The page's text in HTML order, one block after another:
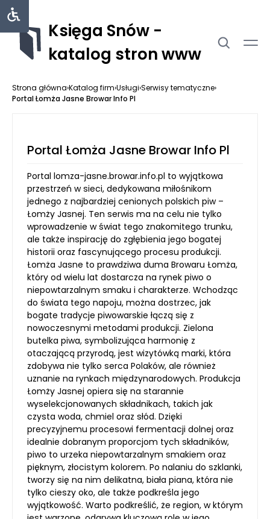
Księga Snów -
katalog stron www
Strona główna›Katalog firm›Usługi›Serwisy tematyczne›
Portal Łomża Jasne Browar Info Pl
Portal Łomża Jasne Browar Info Pl
Portal lomza-jasne.browar.info.pl to wyjątkowa
przestrzeń w sieci, dedykowana miłośnikom
jednego z najbardziej cenionych polskich piw –
Łomży Jasnej. Ten serwis ma na celu nie tylko
wprowadzenie w świat tego znakomitego trunku,
ale także inspirację do zgłębienia jego bogatej
historii oraz fascynującego procesu produkcji.
Łomża Jasne to prawdziwa duma Browaru Łomża,
który od wielu lat dostarcza na rynek piwo o
niepowtarzalnym smaku i charakterze. Wchodząc
do świata tego napoju, można dostrzec, jak
bogate tradycje piwowarskie łączą się z
nowoczesnymi metodami produkcji. Zielona
butelka piwa, symbolizująca harmonię z
otaczającą przyrodą, jest wizytówką marki, która
zdobywa nie tylko serca Polaków, ale również
uznanie na rynkach międzynarodowych. Produkcja
Łomży Jasnej opiera się na starannie
wyselekcjonowanych składnikach, takich jak
czysta woda, chmiel oraz słód. Dzięki
precyzyjnemu procesowi fermentacji dolnej oraz
idealnie dobranym proporcjom tych składników,
piwo to urzeka niepowtarzalnym smakiem oraz
pięknym, złocistym kolorem. Po nalaniu do szklanki,
tworzy się na nim delikatna, biała piana, która nie
tylko cieszy oko, ale także podkreśla jego
wyjątkowość. Warto podkreślić, że region, w którym